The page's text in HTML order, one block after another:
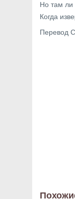
Но там ли
Когда
Перевод